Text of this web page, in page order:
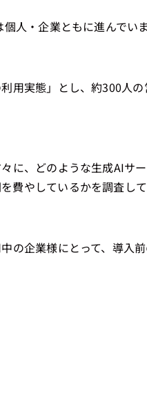
人・企業ともに進んでいま
用実態」とし、約300人
に、どのような生成AIサ
費やしているかを調査して
の企業様にとって、導入